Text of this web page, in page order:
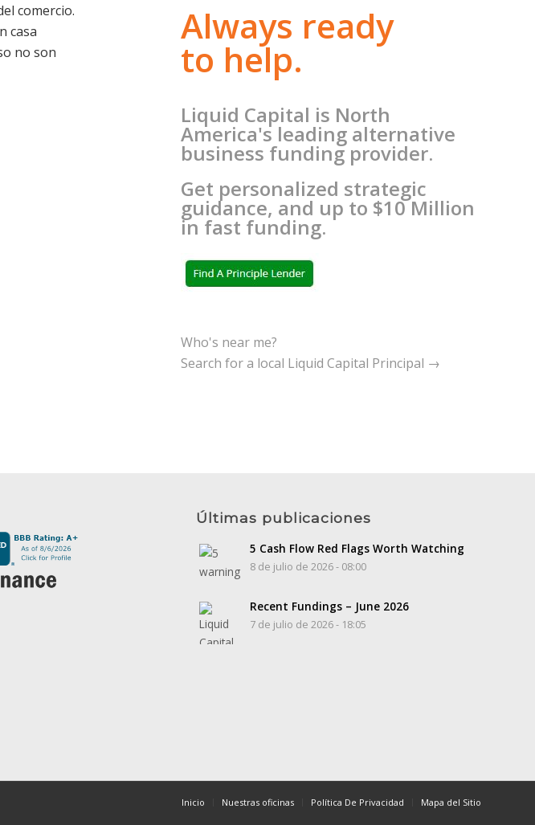
comercio.
casa
no son
Always ready
to help.
Liquid Capital is North
America's leading alternative
business funding provider.
Get personalized strategic
guidance, and up to $10 Million
in fast funding.
Who's near me?
Search for a local Liquid Capital Principal →
Últimas publicaciones
5 Cash Flow Red Flags Worth Watching
8 de julio de 2026 - 08:00
Recent Fundings – June 2026
7 de julio de 2026 - 18:05
Inicio Nuestras oficinas Política De Privacidad Mapa del Sitio